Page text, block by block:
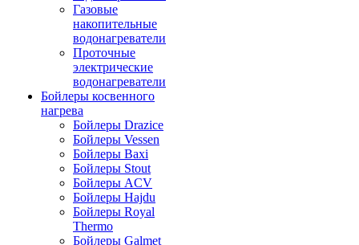
Газовые
накопительные
водонагреватели
Проточные
электрические
водонагреватели
Бойлеры косвенного
нагрева
Бойлеры Drazice
Бойлеры Vessen
Бойлеры Baxi
Бойлеры Stout
Бойлеры ACV
Бойлеры Hajdu
Бойлеры Royal
Thermo
Бойлеры Galmet